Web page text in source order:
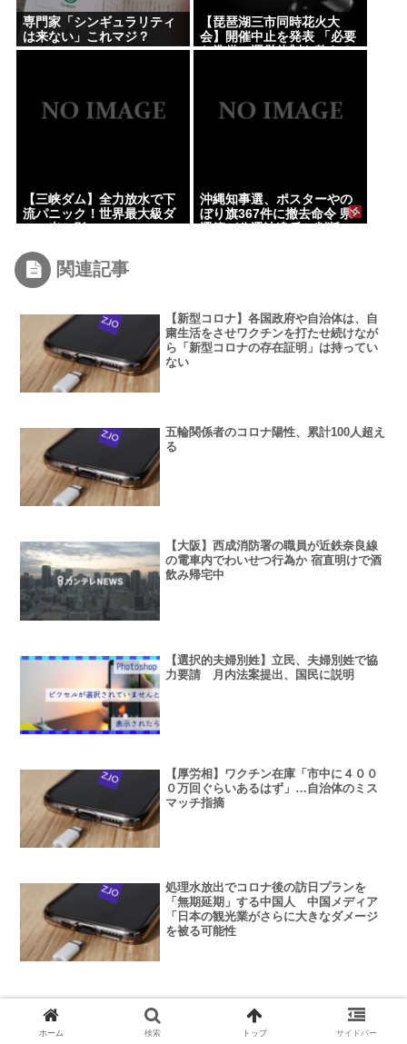
専門家「シンギュラリティ
は来ない」これマジ？
【琵琶湖三市同時花火大
会】開催中止を発表 「必要
な準備・運営体制を整える
【三峡ダム】全力放水で下
流パニック！世界最大級ダ
沖縄知事選、ポスターやの
ぼり旗367件に撤去命令 県
関連記事
【新型コロナ】各国政府や自治体は、自
粛生活をさせワクチンを打たせ続けなが
ら「新型コロナの存在証明」は持ってい
ない
五輪関係者のコロナ陽性、累計100人超え
る
【大阪】西成消防署の職員が近鉄奈良線
の電車内でわいせつ行為か 宿直明けで酒
飲み帰宅中
【選択的夫婦別姓】立民、夫婦別姓で協
力要請 月内法案提出、国民に説明
【厚労相】ワクチン在庫「市中に４００
０万回ぐらいあるはず」…自治体のミス
マッチ指摘
処理水放出でコロナ後の訪日プランを
「無期延期」する中国人 中国メディア
「日本の観光業がさらに大きなダメージ
を被る可能性
【危機管理】有事の国産ワクチン開発、
ホーム 検索 トップ サイドバー